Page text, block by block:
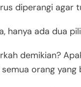
diperangi agar
hanya ada dua
demikian?
orang